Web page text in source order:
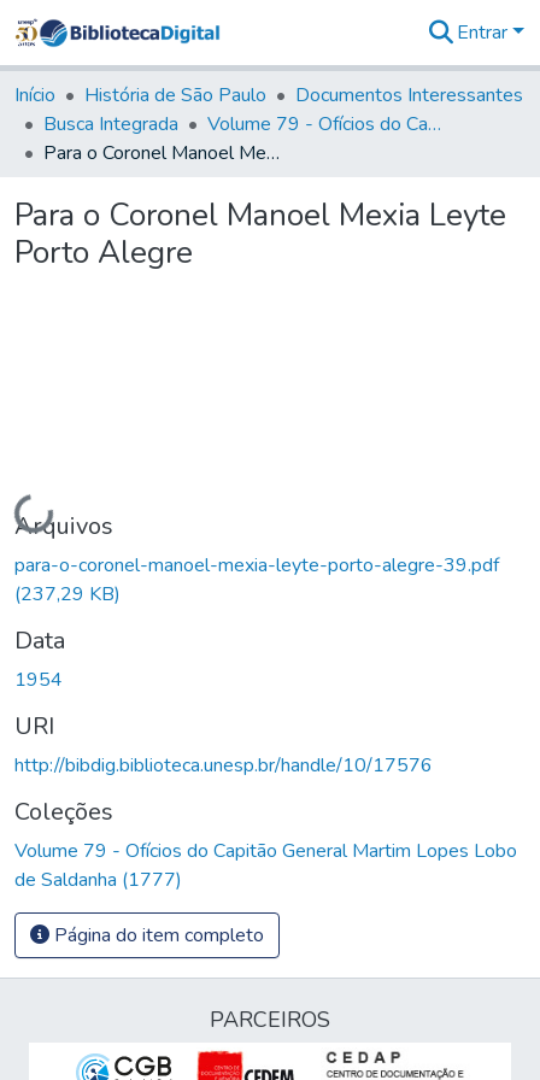
&
Coleções
Tudo na
Biblioteca
Estatísticas
Entrar
Início História de São Paulo
Documentos Interessantes
Busca Integrada
Volume 79 - Ofícios do Capitão General Martim Lopes Lobo de Saldanha (1777)
Para o Coronel Manoel Mexia Leyte Porto Alegre
Para o Coronel Manoel Mexia Leyte
Porto Alegre
Carregando...
Arquivos
para-o-coronel-manoel-mexia-leyte-porto-alegre-39.pdf
(237,29 KB)
Data
1954
URI
http://bibdig.biblioteca.unesp.br/handle/10/17576
Coleções
Volume 79 - Ofícios do Capitão General Martim Lopes Lobo
de Saldanha (1777)
Página do item completo
PARCEIROS